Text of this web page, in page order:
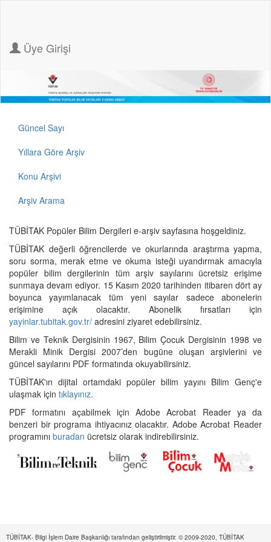
Üye Girişi
Güncel Sayı
Yıllara Göre Arşiv
Konu Arşivi
Arşiv Arama
TÜBİTAK Popüler Bilim Dergileri e-arşiv sayfasına hoşgeldiniz.
TÜBİTAK değerli öğrencilerde ve okurlarında araştırma yapma,
soru sorma, merak etme ve okuma isteği uyandırmak amacıyla
popüler bilim dergilerinin tüm arşiv sayılarını ücretsiz erişime
sunmaya devam ediyor. 15 Kasım 2020 tarihinden itibaren dört ay
boyunca yayımlanacak tüm yeni sayılar sadece abonelerin
erişimine açık olacaktır. Abonelik fırsatları için
yayinlar.tubitak.gov.tr/ adresini ziyaret edebilirsiniz.
Bilim ve Teknik Dergisinin 1967, Bilim Çocuk Dergisinin 1998 ve
Merakli Minik Dergisi 2007’den bugüne oluşan arşivlerini ve
güncel sayılarını PDF formatında okuyabilirsiniz.
TÜBİTAK'ın dijital ortamdaki popüler bilim yayını Bilim Genç'e
ulaşmak için tıklayınız.
PDF formatını açabilmek için Adobe Acrobat Reader ya da
benzeri bir programa ihtiyacınız olacaktır. Adobe Acrobat Reader
programını buradan ücretsiz olarak indirebilirsiniz.
TÜBİTAK- Bilgi İşlem Daire Başkanlığı tarafından geliştirilmiştir. © 2009-2020, TÜBİTAK